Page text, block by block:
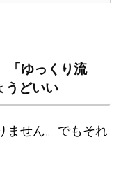
「ゆっくり流
うどいい
ません。でもそれ